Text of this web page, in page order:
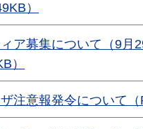
）
ア募集について（9月
）
注意報発令について（